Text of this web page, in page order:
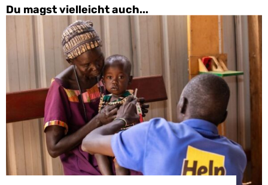
Du magst vielleicht auch...